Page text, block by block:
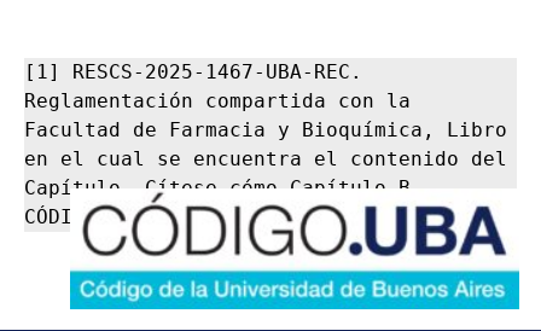
[1] RESCS-2025-1467-UBA-REC.
Reglamentación compartida con la
Facultad de Farmacia y Bioquímica, Libro
en el cual se encuentra el contenido del
Capítulo. Cítese cómo Capítulo B
CÓDIGO.UBA IX-16.